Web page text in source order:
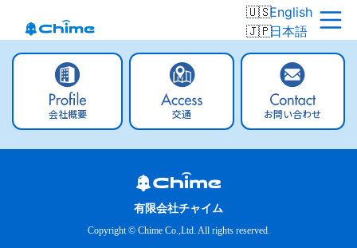
English
日本語
会社概要 交通 お問い合わせ
有限会社チャイム
Copyright © Chime Co.,Ltd. All rights reserved.